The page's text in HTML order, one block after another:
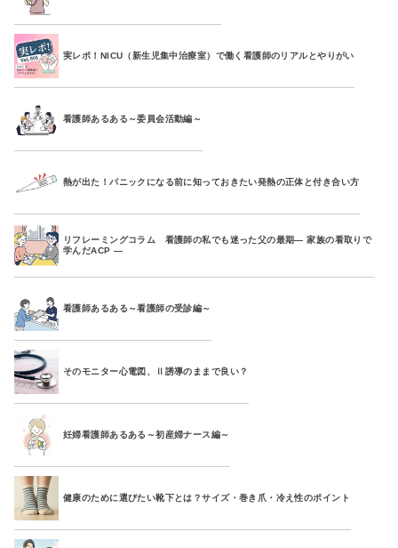
実レポ！NICU（新生児集中治療室）で働く看護師のリアルとやりがい
看護師あるある～委員会活動編～
熱が出た！パニックになる前に知っておきたい発熱の正体と付き合い方
リフレーミングコラム 看護師の私でも迷った父の最期― 家族の看取りで
学んだACP ―
看護師あるある～看護師の受診編～
そのモニター心電図、Ⅱ誘導のままで良い？
妊婦看護師あるある～初産婦ナース編～
健康のために選びたい靴下とは？サイズ・巻き爪・冷え性のポイント